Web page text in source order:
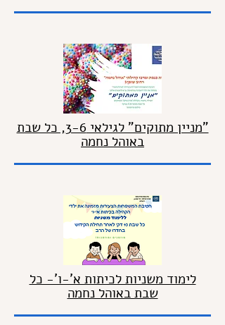
"מניין מתוקים" לגילאי 3-6, כל שבת
באוהל נחמה
לימוד משניות לכיתות א'-ו'- כל
שבת באוהל נחמה